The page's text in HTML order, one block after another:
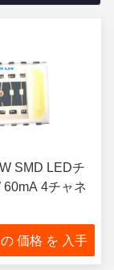
SMD LEDチ
60mA 4チャネ
価格 を 入手